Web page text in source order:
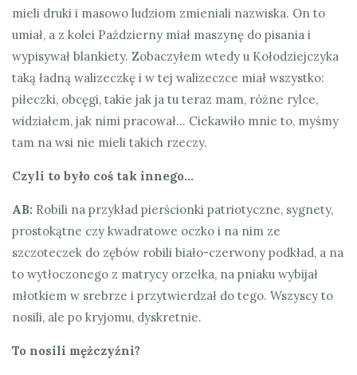
mieli druki i masowo ludziom zmieniali nazwiska. On to
umiał, a z kolei Październy miał maszynę do pisania i
wypisywał blankiety. Zobaczyłem wtedy u Kołodziejczyka
taką ładną walizeczkę i w tej walizeczce miał wszystko:
piłeczki, obcęgi, takie jak ja tu teraz mam, różne rylce,
widziałem, jak nimi pracował… Ciekawiło mnie to, myśmy
tam na wsi nie mieli takich rzeczy.
Czyli to było coś tak innego…
AB: Robili na przykład pierścionki patriotyczne, sygnety,
prostokątne czy kwadratowe oczko i na nim ze
szczoteczek do zębów robili biało-czerwony podkład, a na
to wytłoczonego z matrycy orzełka, na pniaku wybijał
młotkiem w srebrze i przytwierdzał do tego. Wszyscy to
nosili, ale po kryjomu, dyskretnie.
To nosili mężczyźni?